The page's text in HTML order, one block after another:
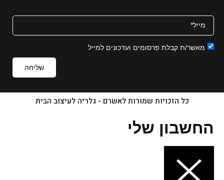
מאשר/ת קבלת פרסומים ועדכונים למייל
שליחה
כל הזכויות שמורות לאשרם - גלריה לעיצוב הבית
החשבון שלי